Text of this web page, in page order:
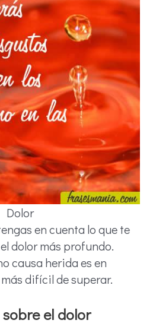
Dolor
en cuenta lo que te
dolor más profundo.
causa herida es en
difícil de superar.
sobre el dolor